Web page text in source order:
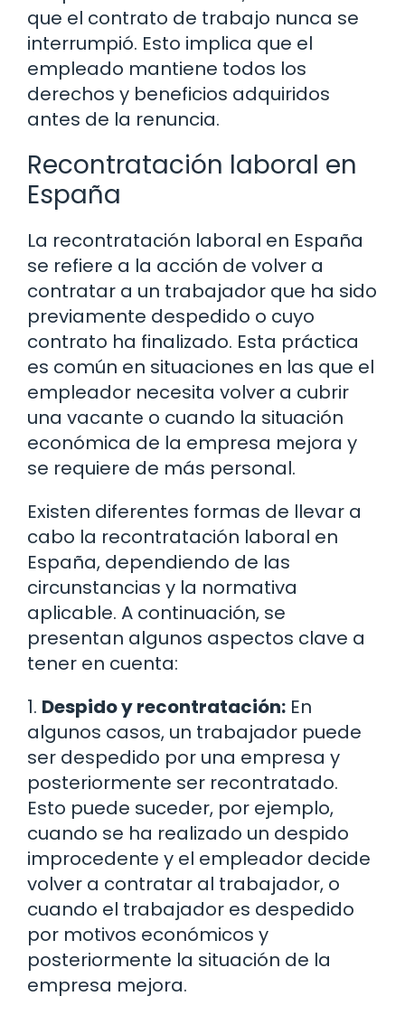
que el contrato de trabajo nunca se
interrumpió. Esto implica que el
empleado mantiene todos los
derechos y beneficios adquiridos
antes de la renuncia.
Recontratación laboral en
España
La recontratación laboral en España
se refiere a la acción de volver a
contratar a un trabajador que ha sido
previamente despedido o cuyo
contrato ha finalizado. Esta práctica
es común en situaciones en las que el
empleador necesita volver a cubrir
una vacante o cuando la situación
económica de la empresa mejora y
se requiere de más personal.
Existen diferentes formas de llevar a
cabo la recontratación laboral en
España, dependiendo de las
circunstancias y la normativa
aplicable. A continuación, se
presentan algunos aspectos clave a
tener en cuenta:
1. Despido y recontratación: En
algunos casos, un trabajador puede
ser despedido por una empresa y
posteriormente ser recontratado.
Esto puede suceder, por ejemplo,
cuando se ha realizado un despido
improcedente y el empleador decide
volver a contratar al trabajador, o
cuando el trabajador es despedido
por motivos económicos y
posteriormente la situación de la
empresa mejora.